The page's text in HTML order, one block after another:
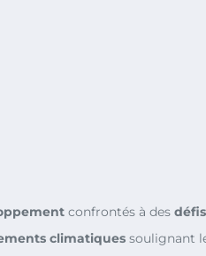
confrontés à des
climatiques soulignant